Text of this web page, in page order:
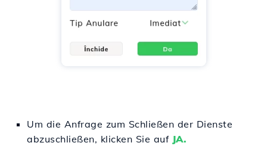
Um die Anfrage zum Schließen der Dienste
abzuschließen, klicken Sie auf JA.